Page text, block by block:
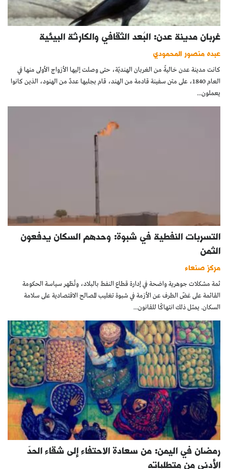
غربان مدينة عدن: البُعد الثقافي والكارثة البيئية
عبده منصور المحمودي
كانت مدينة عدن خاليةً من الغربان الهنديّة، حتى وصلت إليها الأزواج الأولى منها في
العام 1840، على متن سفينة قادمة من الهند، قام بجلبها عددٌ من الهنود، الذين كانوا
يعملون...
التسربات النفطية في شبوة: وحدهم السكان يدفعون
الثمن
مركز صنعاء
ثمة مشكلات جوهرية واضحة في إدارة قطاع النفط بالبلاد، وتُظهر سياسة الحكومة
القائمة على غضّ الطرف عن الأزمة في شبوة تغليب المصالح الاقتصادية على سلامة
السكان. يمثل ذلك انتهاكًا للقانون...
رمضان في اليمن: من سعادة الاحتفاء إلى شقاء الحدّ
الأدنى من متطلباته